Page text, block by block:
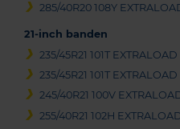
285/40R20 108Y
21-inch banden
235/45R21 101T EXTRALOAD
235/45R21 101T EXTRALOAD
245/40R21 100V
255/40R21 102H